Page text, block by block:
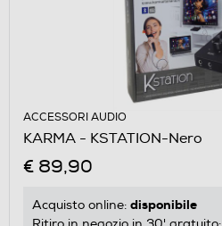
ACCESSORI AUDIO
KARMA - KSTATION-Nero
€ 89,90
Acquisto online: disponibile